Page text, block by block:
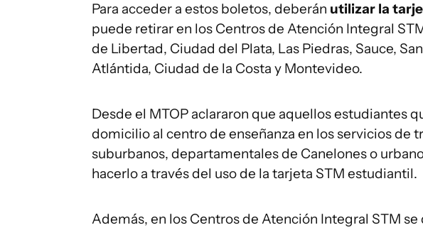
Para acceder a estos boletos, deberán utilizar la
puede retirar en los Centros de Atención Integral
de Libertad, Ciudad del Plata, Las Piedras, Sauce,
Atlántida, Ciudad de la Costa y Montevideo.
Desde el MTOP aclararon que aquellos estudiantes
domicilio al centro de enseñanza en los servicios de
suburbanos, departamentales de Canelones o
hacerlo a través del uso de la tarjeta STM estudiantil.
Además, en los Centros de Atención Integral STM